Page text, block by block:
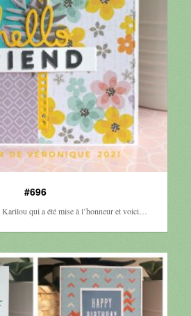
#696
qui a été mise à l’honneur et voici…